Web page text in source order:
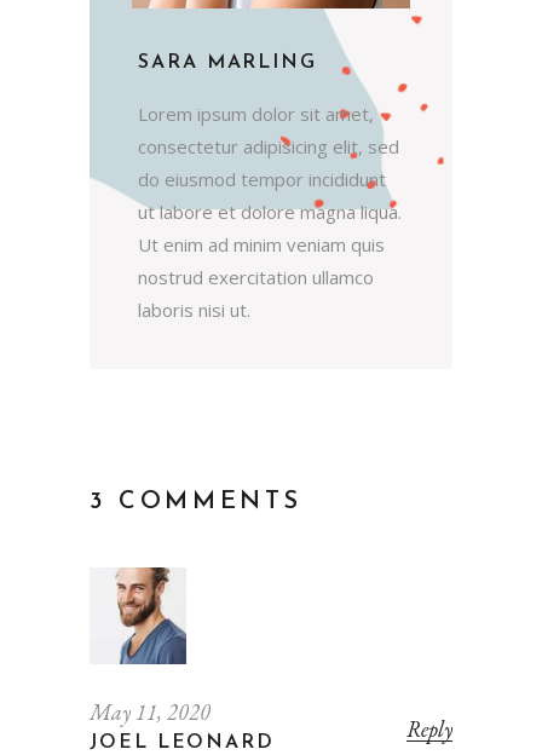
SARA MARLING
Lorem ipsum dolor sit amet,
consectetur adipisicing elit, sed
do eiusmod tempor incididunt
ut labore et dolore magna liqua.
Ut enim ad minim veniam quis
nostrud exercitation ullamco
laboris nisi ut.
3 COMMENTS
Reply
May 11, 2020
JOEL LEONARD